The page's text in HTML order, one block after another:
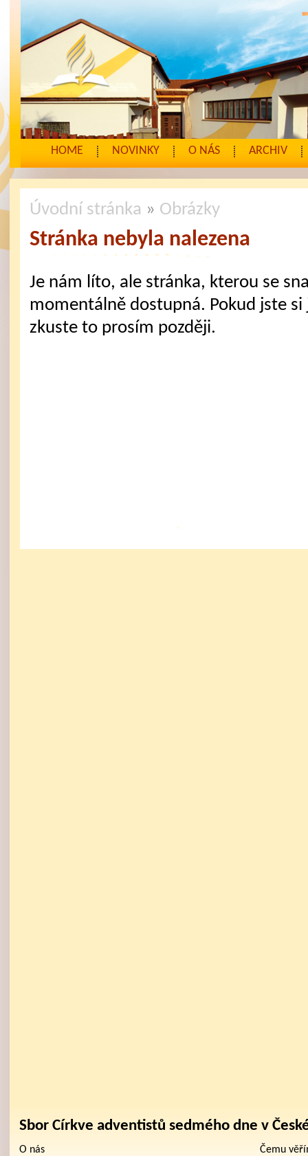
HOME NOVINKY O NÁS ARCHIV
Úvodní stránka » Obrázky
Stránka nebyla nalezena
Je nám líto, ale stránka, kterou se
momentálně dostupná. Pokud jste
zkuste to prosím později.
Sbor Církve adventistů sedmého dne v
O nás
Čemu